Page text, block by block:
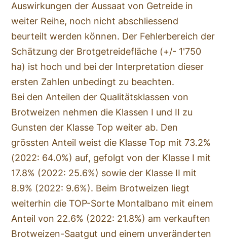
Auswirkungen der Aussaat von Getreide in
weiter Reihe, noch nicht abschliessend
beurteilt werden können. Der Fehlerbereich der
Schätzung der Brotgetreidefläche (+/- 1'750
ha) ist hoch und bei der Interpretation dieser
ersten Zahlen unbedingt zu beachten.
Bei den Anteilen der Qualitätsklassen von
Brotweizen nehmen die Klassen I und II zu
Gunsten der Klasse Top weiter ab. Den
grössten Anteil weist die Klasse Top mit 73.2%
(2022: 64.0%) auf, gefolgt von der Klasse I mit
17.8% (2022: 25.6%) sowie der Klasse II mit
8.9% (2022: 9.6%). Beim Brotweizen liegt
weiterhin die TOP-Sorte Montalbano mit einem
Anteil von 22.6% (2022: 21.8%) am verkauften
Brotweizen-Saatgut und einem unveränderten